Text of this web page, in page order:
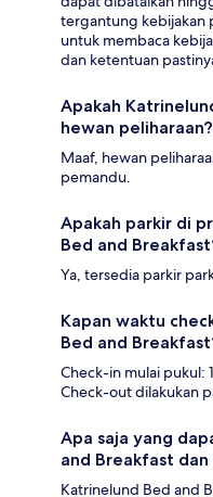
tergantung kebijakan
untuk membaca
dan ketentuan
Apakah
hewan peliharaan?
Maaf, hewan
pemandu.
Apakah parkir di
Bed and
Ya, tersedia parkir
Kapan waktu
Bed and
Check-in mulai pukul:
Check-out dilakukan
Apa saja yang
and Breakfast
Katrinelund Bed and